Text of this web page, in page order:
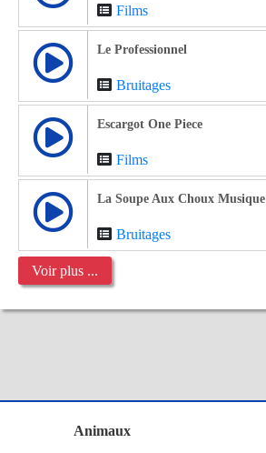
Films
Le Professionnel
Bruitages
Escargot One Piece
Films
La Soupe Aux Choux Musique
Bruitages
Voir plus ...
Animaux